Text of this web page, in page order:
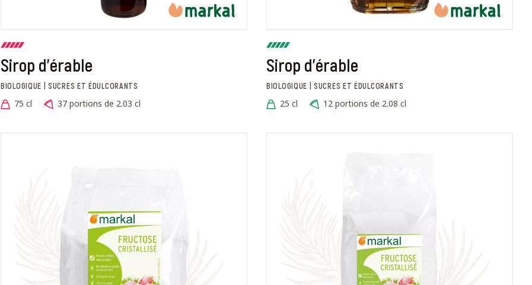
Sirop d'érable
BIOLOGIQUE | SUCRES ET ÉDULCORANTS
75 cl 37 portions de 2.03 cl
Sirop d'érable
BIOLOGIQUE | SUCRES ET ÉDULCORANTS
25 cl 12 portions de 2.08 cl